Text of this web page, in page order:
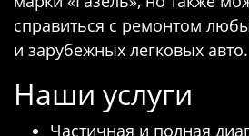
справиться с ремонтом
и зарубежных легковых авто.
Наши услуги
Частичная и полная